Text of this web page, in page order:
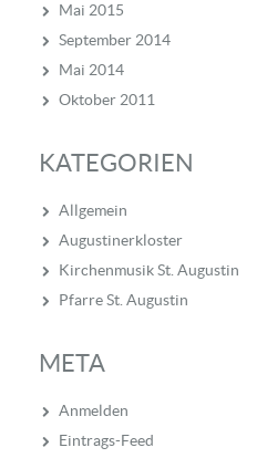
Mai 2015
September 2014
Mai 2014
Oktober 2011
KATEGORIEN
Allgemein
Augustinerkloster
Kirchenmusik St. Augustin
Pfarre St. Augustin
META
Anmelden
Eintrags-Feed